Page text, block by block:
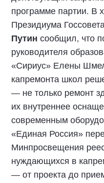
программе партии. В
Президиума
Путин сообщил, что
руководителя
«Сириус» Елены
капремонта школ
— не только ремонт
их внутреннее
современным
«Единая Россия»
Минпросвещения
нуждающихся в
— от проекта до